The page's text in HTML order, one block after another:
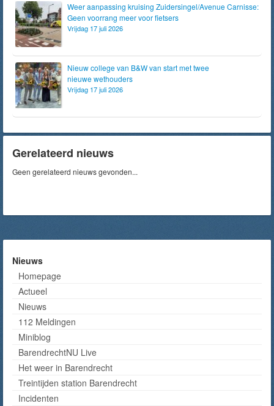
Weer aanpassing kruising Zuidersingel/Avenue Carnisse:
Geen voorrang meer voor fietsers
Vrijdag 17 juli 2026
Nieuw college van B&W van start met twee
nieuwe wethouders
Vrijdag 17 juli 2026
Gerelateerd nieuws
Geen gerelateerd nieuws gevonden...
Nieuws
Homepage
Actueel
Nieuws
112 Meldingen
Miniblog
BarendrechtNU Live
Het weer in Barendrecht
Treintijden station Barendrecht
Incidenten